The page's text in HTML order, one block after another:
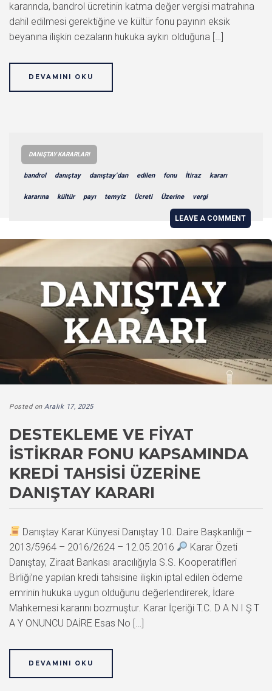
kararında, bandrol ücretinin katma değer vergisi matrahına
dahil edilmesi gerektiğine ve kültür fonu payının eksik
beyanına ilişkin cezaların hukuka aykırı olduğuna […]
DEVAMINI OKU
DANIŞTAY KARARLARI
bandrol danıştay danıştay’dan edilen fonu İtiraz kararı
kararına kültür payı temyiz Ücreti Üzerine vergi
LEAVE A COMMENT
Posted on Aralık 17, 2025
DESTEKLEME VE FIYAT
İSTIKRAR FONU KAPSAMINDA
KREDI TAHSISI ÜZERINE
DANIŞTAY KARARI
Danıştay Karar Künyesi Danıştay 10. Daire Başkanlığı –
2013/5964 – 2016/2624 – 12.05.2016
Karar Özeti
Danıştay, Ziraat Bankası aracılığıyla S.S. Kooperatifleri
Birliği’ne yapılan kredi tahsisine ilişkin iptal edilen ödeme
emrinin hukuka uygun olduğunu değerlendirerek, İdare
Mahkemesi kararını bozmuştur. Karar İçeriği T.C. D A N I Ş T
A Y ONUNCU DAİRE Esas No […]
DEVAMINI OKU